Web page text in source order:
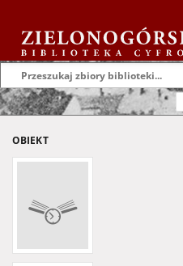
OBIEKT